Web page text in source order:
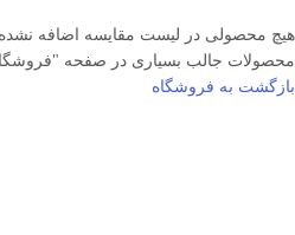
هیچ محصولی در لیست مقایسه اضافه نشده
محصولات جالب بسیاری در صفحه
بازگشت به فروشگاه